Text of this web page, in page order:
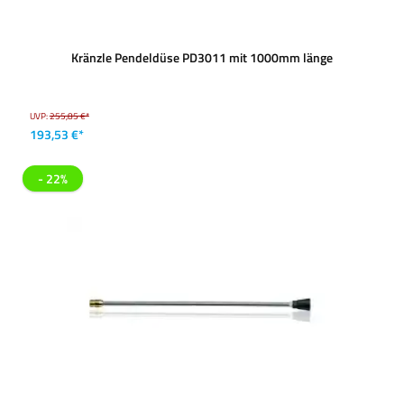
Kränzle Pendeldüse PD3011 mit 1000mm länge
UVP:255,85 €*
193,53 €*
- 22%